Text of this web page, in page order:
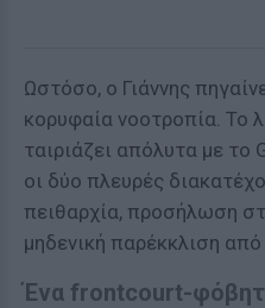
Ωστόσο, ο Γιάννης
κορυφαία νοοτροπία. Το
ταιριάζει απόλυτα με το
οι δύο πλευρές
πειθαρχία, προσήλωση
μηδενική παρέκκλιση
Ένα frontcourt-